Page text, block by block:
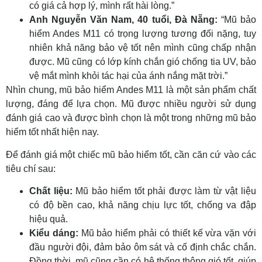
có giá cả hợp lý, mình rất hài lòng.”
Anh Nguyễn Văn Nam, 40 tuổi, Đà Nẵng: “Mũ bảo
hiểm Andes M11 có trọng lượng tương đối nặng, tuy
nhiên khả năng bảo vệ tốt nên mình cũng chấp nhận
được. Mũ cũng có lớp kính chắn gió chống tia UV, bảo
vệ mắt mình khỏi tác hại của ánh nắng mặt trời.”
Nhìn chung, mũ bảo hiểm Andes M11 là một sản phẩm chất
lượng, đáng để lựa chọn. Mũ được nhiều người sử dụng
đánh giá cao và được bình chọn là một trong những mũ bảo
hiểm tốt nhất hiện nay.
Để đánh giá một chiếc mũ bảo hiểm tốt, cần căn cứ vào các
tiêu chí sau:
Chất liệu: Mũ bảo hiểm tốt phải được làm từ vật liệu
có độ bền cao, khả năng chịu lực tốt, chống va đập
hiệu quả.
Kiểu dáng: Mũ bảo hiểm phải có thiết kế vừa vặn với
đầu người đội, đảm bảo ôm sát và cố định chắc chắn.